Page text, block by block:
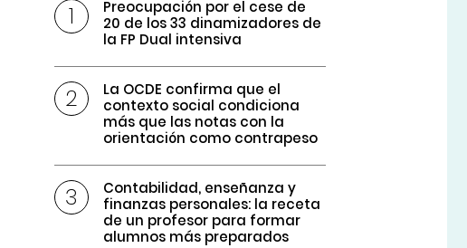
Preocupación por el cese de
20 de los 33 dinamizadores de
la FP Dual intensiva
La OCDE confirma que el
contexto social condiciona
más que las notas con la
orientación como contrapeso
Contabilidad, enseñanza y
finanzas personales: la receta
de un profesor para formar
alumnos más preparados